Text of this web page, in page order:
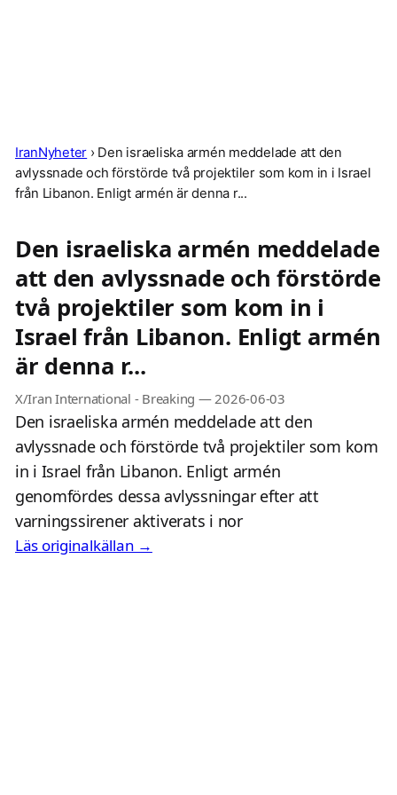
IranNyheter › Den israeliska armén meddelade att den
avlyssnade och förstörde två projektiler som kom in i Israel
från Libanon. Enligt armén är denna r...
Den israeliska armén meddelade
att den avlyssnade och förstörde
två projektiler som kom in i
Israel från Libanon. Enligt armén
är denna r...
X/Iran International - Breaking — 2026-06-03
Den israeliska armén meddelade att den
avlyssnade och förstörde två projektiler som kom
in i Israel från Libanon. Enligt armén
genomfördes dessa avlyssningar efter att
varningssirener aktiverats i nor
Läs originalkällan →